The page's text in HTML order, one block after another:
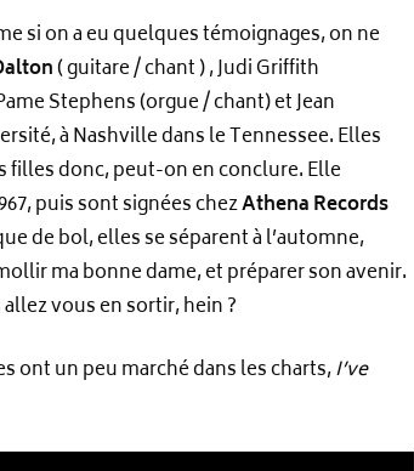
si on a eu quelques témoignages, on ne
( guitare / chant ) , Judi Griffith
Stephens (orgue / chant) et Jean
à Nashville dans le Tennessee. Elles
filles donc, peut-on en conclure. Elle
puis sont signées chezAthena Records
de bol, elles se séparent à l’automne,
ma bonne dame, et préparer son avenir.
vous en sortir, hein ?
ont un peu marché dans les charts,I’ve